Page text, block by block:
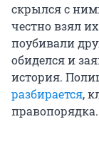
скрылся с
честно взял
поубивали
обиделся и
история.
разбирается,
правопорядка.